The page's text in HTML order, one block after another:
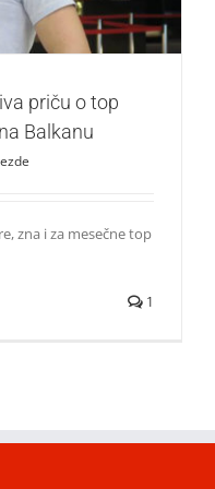
priču o top
Balkanu
zna i za mesečne top
1